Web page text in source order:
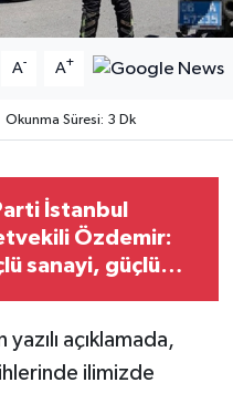
A- A+
Okunma Süresi: 3 Dk
İstanbul
Özdemir:
sanayi, güçlü
açıklamada,
ilimizde